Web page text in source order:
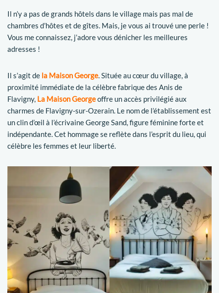
Il n’y a pas de grands hôtels dans le village mais pas mal de
chambres d’hôtes et de gîtes. Mais, je vous ai trouvé une perle !
Vous me connaissez, j’adore vous dénicher les meilleures
adresses !
Il s’agit de la Maison George. Située au cœur du village, à
proximité immédiate de la célèbre fabrique des Anis de
Flavigny, La Maison Georgeoffre un accès privilégié aux
charmes de Flavigny-sur-Ozerain. Le nom de l’établissement est
un clin d’œil à l’écrivaine George Sand, figure féminine forte et
indépendante. Cet hommage se reflète dans l’esprit du lieu, qui
célèbre les femmes et leur liberté.